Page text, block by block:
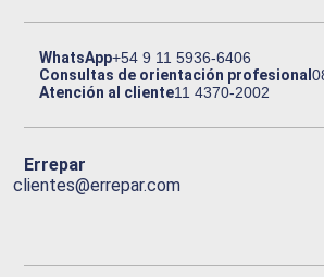
WhatsApp+54 9 11 5936-6406
Consultas de orientación profesional
Atención al cliente11 4370-2002
Errepar
clientes@errepar.com